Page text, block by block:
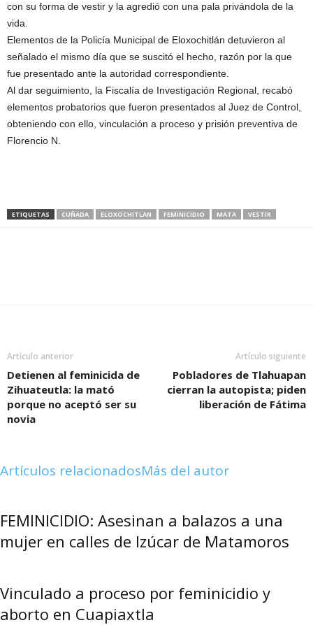
con su forma de vestir y la agredió con una pala privándola de la
vida.
Elementos de la Policía Municipal de Eloxochitlán detuvieron al
señalado el mismo día que se suscitó el hecho, razón por la que
fue presentado ante la autoridad correspondiente.
Al dar seguimiento, la Fiscalía de Investigación Regional, recabó
elementos probatorios que fueron presentados al Juez de Control,
obteniendo con ello, vinculación a proceso y prisión preventiva de
Florencio N.
ETIQUETAS CUÑADA ELOXOCHITLAN FEMINICIDIO MATA VESTIR
Artículo anterior
Detienen al feminicida de
Zihuateutla: la mató
porque no aceptó ser su
novia
Artículo siguiente
Pobladores de Tlahuapan
cierran la autopista; piden
liberación de Fátima
Artículos relacionadosMás del autor
FEMINICIDIO: Asesinan a balazos a una
mujer en calles de Izúcar de Matamoros
Vinculado a proceso por feminicidio y
aborto en Cuapiaxtla